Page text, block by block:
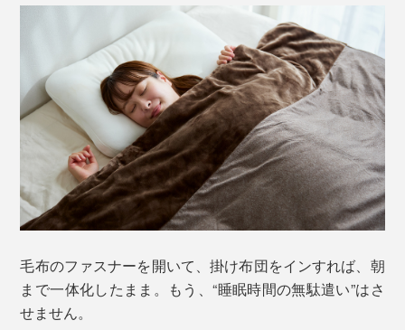
毛布のファスナーを開いて、掛け布団をインすれば、朝
まで一体化したまま。もう、“睡眠時間の無駄遣い”はさ
せません。